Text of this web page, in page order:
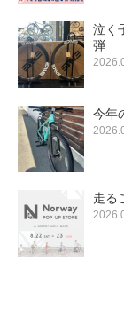
泣く
弾
今年
走る